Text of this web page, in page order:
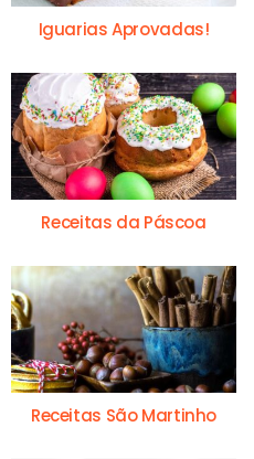
Iguarias Aprovadas!
Receitas da Páscoa
Receitas São Martinho